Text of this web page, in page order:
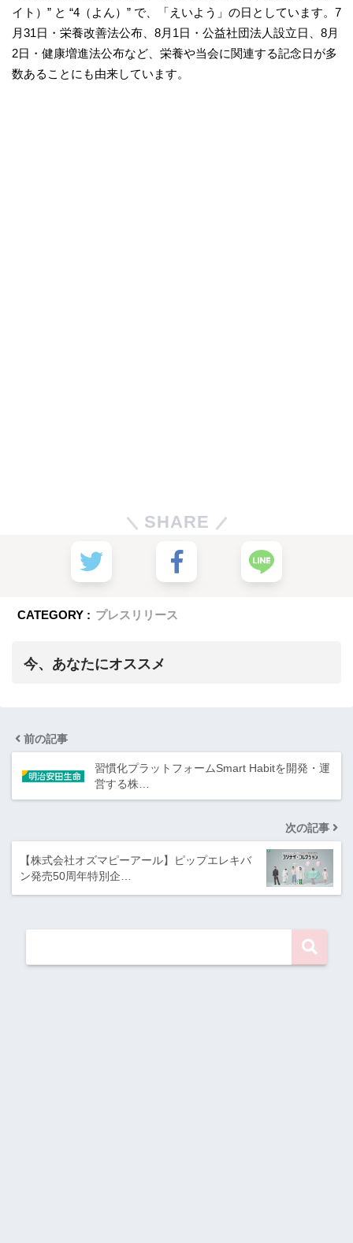
イト）” と “4（よん）” で、「えいよう」の日としています。7
月31日・栄養改善法公布、8月1日・公益社団法人設立日、8月
2日・健康増進法公布など、栄養や当会に関連する記念日が多
数あることにも由来しています。
SHARE
CATEGORY : プレスリリース
今、あなたにオススメ
前の記事
習慣化プラットフォームSmart Habitを開発・運
営する株…
次の記事
【株式会社オズマピーアール】ピップエレキバ
ン発売50周年特別企…